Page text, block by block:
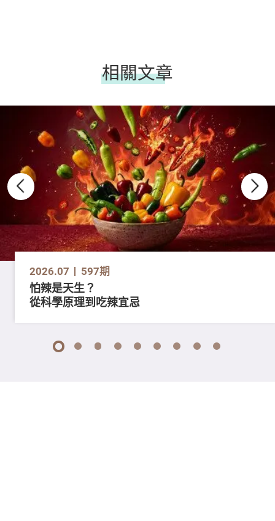
相關文章
2026.07 597期
怕辣是天生？
從科學原理到吃辣宜忌
1 2 3 4 5 6 7 8 9